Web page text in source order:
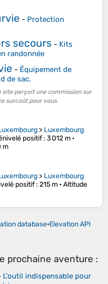
- Protection
secours - Kits
randonnée
- Équipement de
de sac.
site perçoit une commission sur
surcoût pour vous.
> Luxembourg
positif: 3 012 m •
m
> Luxembourg
positif: 215 m •Altitude
database•Elevation API
prochaine aventure :
L'outil indispensable pour